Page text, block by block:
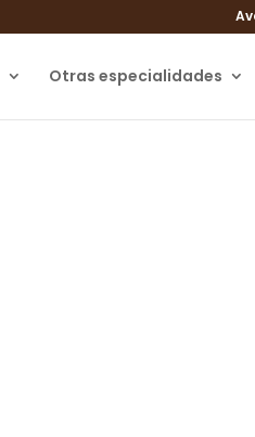
Otras especialidades